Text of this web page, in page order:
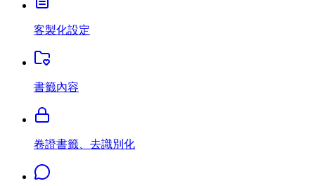
客製化設定
書籤內容
卷證書籤、去識別化